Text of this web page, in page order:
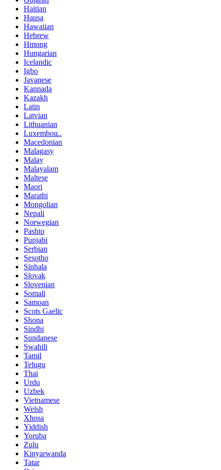
Haitian
Hausa
Hawaiian
Hebrew
Hmong
Hungarian
Icelandic
Igbo
Javanese
Kannada
Kazakh
Latin
Latvian
Lithuanian
Luxembou..
Macedonian
Malagasy
Malay
Malayalam
Maltese
Maori
Marathi
Mongolian
Nepali
Norwegian
Pashto
Punjabi
Serbian
Sesotho
Sinhala
Slovak
Slovenian
Somali
Samoan
Scots Gaelic
Shona
Sindhi
Sundanese
Swahili
Tamil
Telugu
Thai
Urdu
Uzbek
Vietnamese
Welsh
Xhosa
Yiddish
Yoruba
Zulu
Kinyarwanda
Tatar